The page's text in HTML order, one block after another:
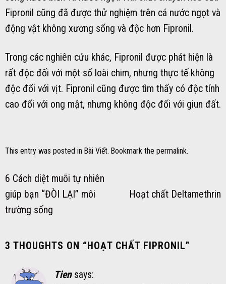
Fipronil cũng đã được thử nghiệm trên cá nước ngọt và
động vật không xương sống và độc hơn Fipronil.
Trong các nghiên cứu khác, Fipronil được phát hiện là
rất độc đối với một số loài chim, nhưng thực tế không
độc đối với vịt. Fipronil cũng được tìm thấy có độc tính
cao đối với ong mật, nhưng không độc đối với giun đất.
This entry was posted in Bài Viết. Bookmark the permalink.
6 Cách diệt muỗi tự nhiên
giúp bạn “ĐÒI LẠI” môi
trường sống
Hoạt chất Deltamethrin
3 THOUGHTS ON “HOẠT CHẤT FIPRONIL”
Tien says: